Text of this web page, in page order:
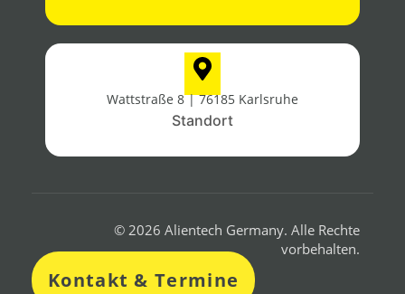
Wattstraße 8 | 76185 Karlsruhe
Standort​
© 2026 Alientech Germany. Alle Rechte
vorbehalten.
Kontakt & Termine